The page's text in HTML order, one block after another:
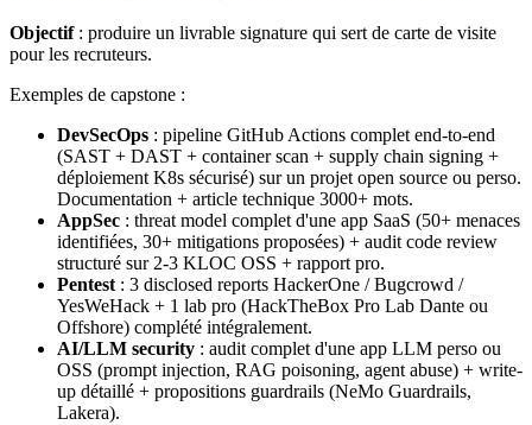
Objectif: produire un livrable signature qui sert de carte de visite
pour les recruteurs.
Exemples de capstone :
DevSecOps : pipeline GitHub Actions complet end-to-end
(SAST + DAST + container scan + supply chain signing +
déploiement K8s sécurisé) sur un projet open source ou perso.
Documentation + article technique 3000+ mots.
AppSec : threat model complet d'une app SaaS (50+ menaces
identifiées, 30+ mitigations proposées) + audit code review
structuré sur 2-3 KLOC OSS + rapport pro.
Pentest : 3 disclosed reports HackerOne / Bugcrowd /
YesWeHack + 1 lab pro (HackTheBox Pro Lab Dante ou
Offshore) complété intégralement.
AI/LLM security : audit complet d'une app LLM perso ou
OSS (prompt injection, RAG poisoning, agent abuse) + write-
up détaillé + propositions guardrails (NeMo Guardrails,
Lakera).